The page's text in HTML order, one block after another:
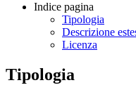
Indice pagina
Tipologia
Descrizione
Licenza
Tipologia